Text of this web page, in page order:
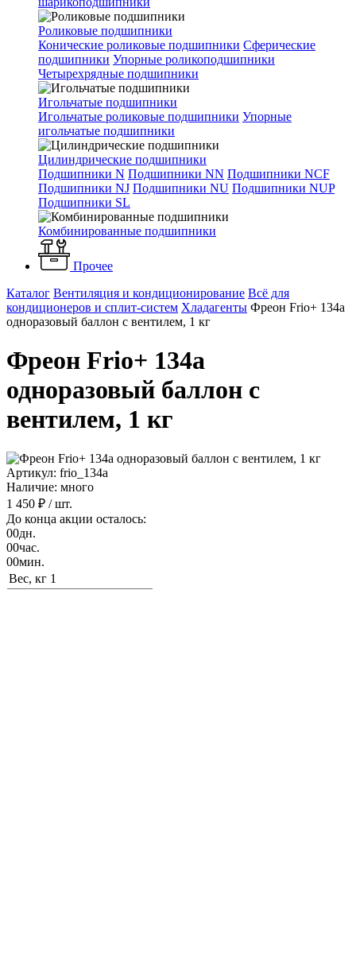
Роликовые подшипники
Конические роликовые подшипники Сферические
подшипники Упорные роликоподшипники
Четырехрядные подшипники
Игольчатые подшипники
Игольчатые роликовые подшипники Упорные
игольчатые подшипники
Цилиндрические подшипники
Подшипники N Подшипники NN Подшипники NCF
Подшипники NJ Подшипники NU Подшипники NUP
Подшипники SL
Комбинированные подшипники
Прочее
Каталог Вентиляция и кондиционирование Всё для
кондиционеров и сплит-систем Хладагенты Фреон Frio+ 134а
одноразовый баллон с вентилем, 1 кг
Фреон Frio+ 134а
одноразовый баллон с
вентилем, 1 кг
Артикул: frio_134а
Наличие: много
1 450 ₽ / шт.
До конца акции осталось:
00дн.
00час.
00мин.
Вес, кг 1